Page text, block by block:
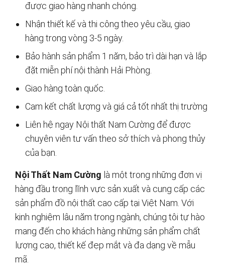
được giao hàng nhanh chóng.
Nhận thiết kế và thi công theo yêu cầu, giao
hàng trong vòng 3-5 ngày.
Bảo hành sản phẩm 1 năm, bảo trì dài hạn và lắp
đặt miễn phí nội thành Hải Phòng.
Giao hàng toàn quốc.
Cam kết chất lượng và giá cả tốt nhất thị trường
Liên hệ ngay Nội thất Nam Cường để được
chuyên viên tư vấn theo sở thích và phong thủy
của bạn.
Nội Thất Nam Cường là một trong những đơn vị
hàng đầu trong lĩnh vực sản xuất và cung cấp các
sản phẩm đồ nội thất cao cấp tại Việt Nam. Với
kinh nghiệm lâu năm trong ngành, chúng tôi tự hào
mang đến cho khách hàng những sản phẩm chất
lượng cao, thiết kế đẹp mắt và đa dạng về mẫu
mã.